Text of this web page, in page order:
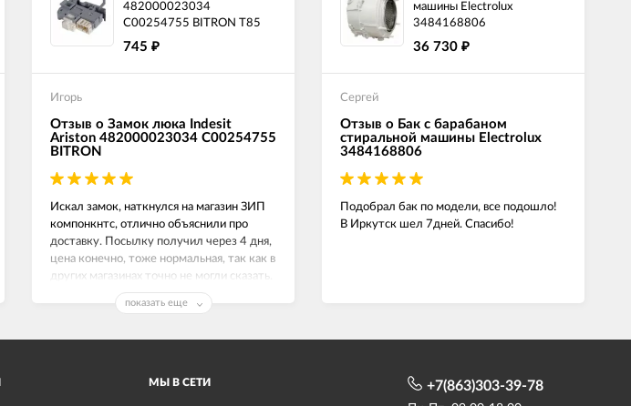
482000023034
C00254755 BITRON T85
745 ₽
Игорь
Отзыв о Замок люка Indesit
Ariston 482000023034 C00254755
BITRON
Искал замок, наткнулся на магазин ЗИП
компонкнтс, отлично объяснили про
доставку. Посылку получил через 4 дня,
цена конечно, тоже нормальная, так как в
других магазинах точно не могли сказать.
Замок люка на Индезит рабочий,
показать еще
машины Electrolux
3484168806
36 730 ₽
Сергей
Отзыв о Бак с барабаном
стиральной машины Electrolux
3484168806
Подобрал бак по модели, все подошло!
В Иркутск шел 7дней. Спасибо!
МЫ В СЕТИ +7(863)303-39-78